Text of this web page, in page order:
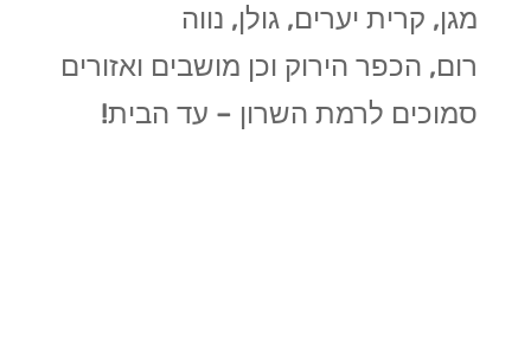
מגן, קרית יערים, גולן, נווה
רום, הכפר הירוק וכן מושבים ואזורים
סמוכים לרמת השרון – עד הבית!